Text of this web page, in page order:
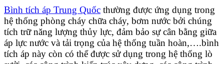
Bình tích áp Trung Quốc thường được ứng dụng trong
hệ thống phòng cháy chữa cháy, bơm nước bởi chúng
tích trữ năng lượng thủy lực, đảm bảo sự cân bằng giữa
áp lực nước và tải trọng của hệ thống tuần hoàn,….bình
tích áp này còn có thể được sử dụng trong hệ thống lò